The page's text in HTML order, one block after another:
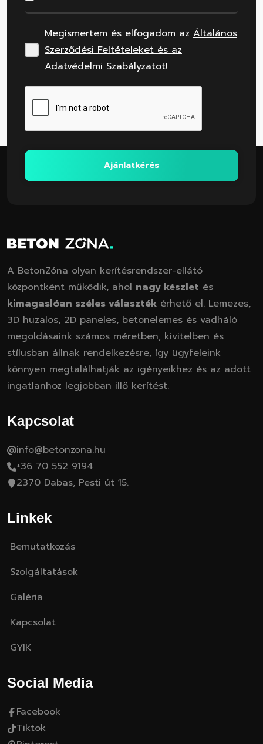
Megismertem és elfogadom az Általános
Szerződési Feltételeket és az
Adatvédelmi Szabályzatot!
Ajánlatkérés
A BetonZóna olyan kerítésrendszer-ellátó
központként működik, ahol nagy készlet és
kimagaslóan széles választék érhető el. Lemezes,
3D huzalos, 2D paneles, betonelemes és vadháló
megoldásaink számos méretben, kivitelben és
stílusban állnak rendelkezésre, így ügyfeleink
könnyen megtalálhatják az igényeikhez és az adott
ingatlanhoz legjobban illő kerítést.
Kapcsolat
info@betonzona.hu
+36 70 552 9194
2370 Dabas, Pesti út 15.
Linkek
Bemutatkozás
Szolgáltatások
Galéria
Kapcsolat
GYIK
Social Media
Facebook
Tiktok